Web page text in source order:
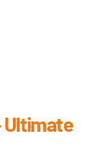
Ultimate